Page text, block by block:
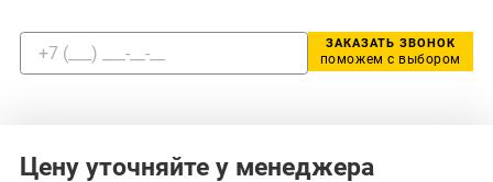
ЗАКАЗАТЬ ЗВОНОК
поможем с выбором
Цену уточняйте у менеджера